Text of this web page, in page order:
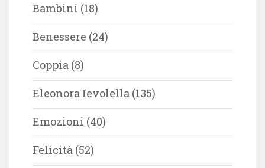
Bambini (18)
Benessere (24)
Coppia (8)
Eleonora Ievolella (135)
Emozioni (40)
Felicità (52)